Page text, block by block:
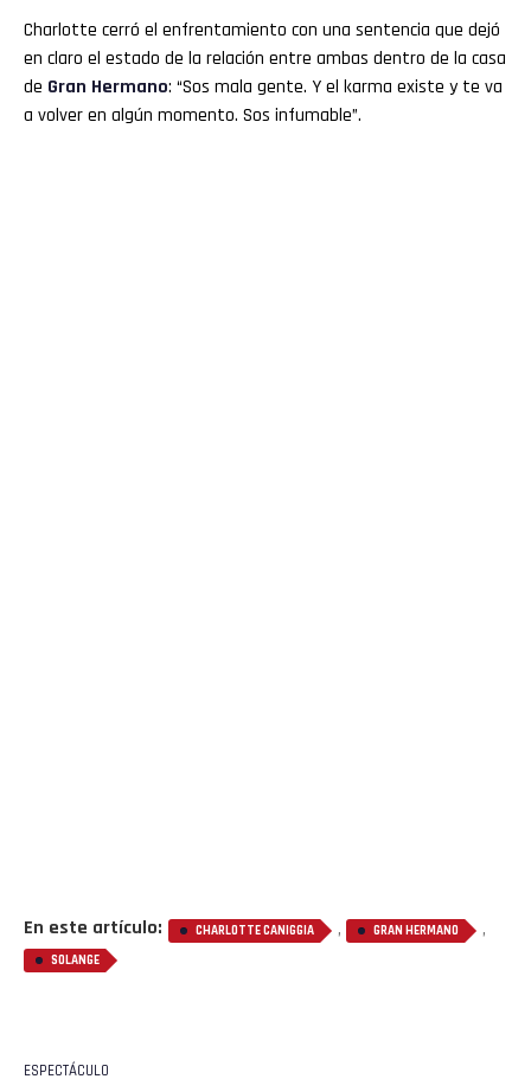
Charlotte cerró el enfrentamiento con una sentencia que dejó
en claro el estado de la relación entre ambas dentro de la casa
de Gran Hermano: “Sos mala gente. Y el karma existe y te va
a volver en algún momento. Sos infumable”.
En este artículo: CHARLOTTE CANIGGIA , GRAN HERMANO ,
SOLANGE
ESPECTÁCULO